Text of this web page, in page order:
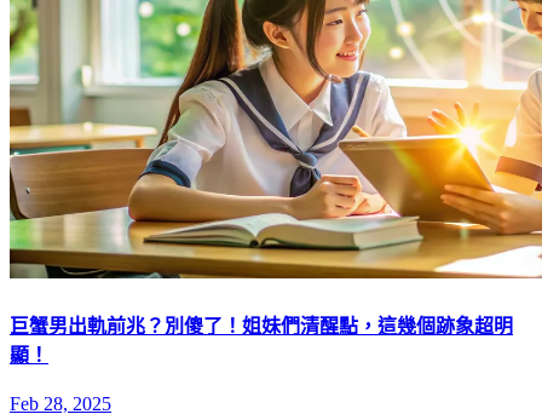
巨蟹男出軌前兆？別傻了！姐妹們清醒點，這幾個跡象超明
顯！
Feb 28, 2025